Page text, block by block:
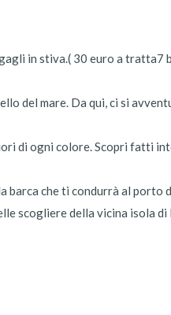
in stiva.( 30 euro a tratta7
del mare. Da qui, ci si
di ogni colore. Scopri fatti
che ti condurrà al porto
scogliere della vicina isola di